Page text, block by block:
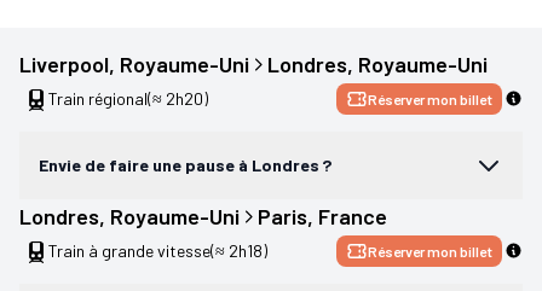
Liverpool, Royaume-Uni Londres, Royaume-Uni
Train régional(≈ 2h20) Réserver mon billet
Envie de faire une pause à Londres ?
Londres, Royaume-Uni Paris, France
Train à grande vitesse(≈ 2h18) Réserver mon billet